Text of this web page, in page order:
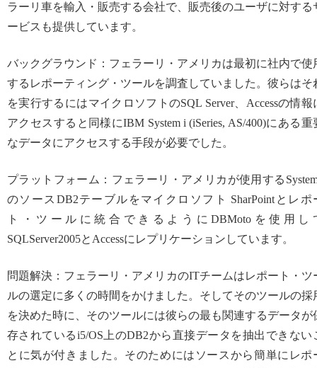
ラーリ車を輸入・販売する会社で、販売後のユーザに対する
ービスも提供しています。
バックグラウンド：フェラーリ・アメリカは最初に社内で使
するレポーティング・ツールを調査していました。彼らはそ
を実行するにはマイクロソフトのSQL Server、Accessの情報
アクセスすると同様にIBM System i (iSeries, AS/400)にある重
なデータにアクセスする手段が必要でした。
プラットフォーム：フェラーリ・アメリカが使用する
のソースDB2テーブルをマイクロソフト SharPointとレポ
ト・ツールに統合できるようにDBMotoを使用し
SQLServer2005とAccessにレプリケーションしています。
問題解決：フェラーリ・アメリカのITチームはレポート・ツ
ルの選定に多くの時間をかけました。そしてそのツールの採
を決めた時に、そのツールには彼らの最も関連するデータが
存されているi5/OS上のDB2から直接データを抽出できない
とに気が付きました。そのためにはソースから簡単にレポ